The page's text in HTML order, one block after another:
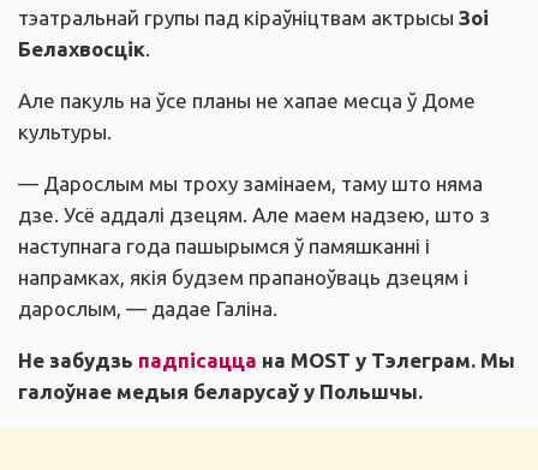
тэатральнай групы пад кіраўніцтвам актрысы Зоі
Белахвосцік.
Але пакуль на ўсе планы не хапае месца ў Доме
культуры.
— Дарослым мы троху замінаем, таму што няма
дзе. Усё аддалі дзецям. Але маем надзею, што з
наступнага года пашырымся ў памяшканні і
напрамках, якія будзем прапаноўваць дзецям і
дарослым, — дадае Галіна.
Не забудзь падпісацца на MOST у Тэлеграм. Мы
галоўнае медыя беларусаў у Польшчы.